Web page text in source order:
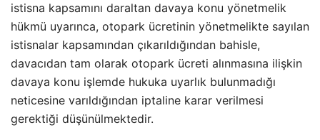
istisna kapsamını daraltan davaya konu yönetmelik
hükmü uyarınca, otopark ücretinin yönetmelikte sayılan
istisnalar kapsamından çıkarıldığından bahisle,
davacıdan tam olarak otopark ücreti alınmasına ilişkin
davaya konu işlemde hukuka uyarlık bulunmadığı
neticesine varıldığından iptaline karar verilmesi
gerektiği düşünülmektedir.